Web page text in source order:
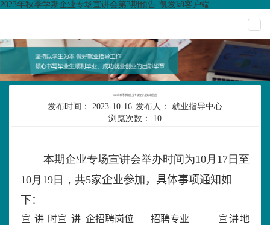
2023年秋季学期企业专场宣讲会第3期预告-凯发k8客户端
2023年秋季学期企业专场宣讲会第3期预告
发布时间： 2023-10-16 发布人：
就业指导中心
浏览次数：
10
本期企业专场宣讲会举办时间为10月 17日至
10月 19 日，共5家企业参加，具体事项通知如
下：
宣讲时宣讲企招聘岗位 招聘专业
宣讲地